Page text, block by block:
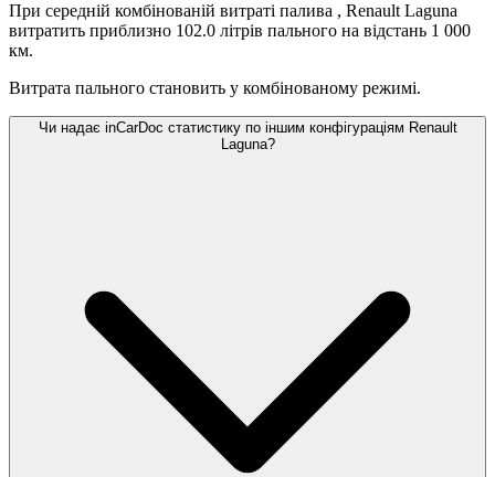
При середній комбінованій витраті палива , Renault Laguna
витратить приблизно 102.0 літрів пального на відстань 1 000
км.
Витрата пального становить у комбінованому режимі.
Чи надає inCarDoc статистику по іншим конфігураціям Renault
Laguna?